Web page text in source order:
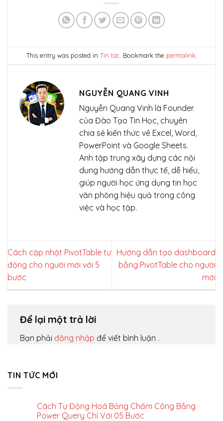
This entry was posted in Tin tức. Bookmark the permalink.
NGUYỄN QUANG VINH
Nguyễn Quang Vinh là Founder
của Đào Tạo Tin Học, chuyên
chia sẻ kiến thức về Excel, Word,
PowerPoint và Google Sheets.
Anh tập trung xây dựng các nội
dung hướng dẫn thực tế, dễ hiểu,
giúp người học ứng dụng tin học
văn phòng hiệu quả trong công
việc và học tập.
Cách cập nhật PivotTable tự
động cho người mới với 5
bước
Hướng dẫn tạo dashboard
bằng PivotTable cho người
mới
Để lại một trả lời
Bạn phải đăng nhập để viết bình luận .
TIN TỨC MỚI
Cách Tự Động Hoá Bảng Chấm Công Bằng
Power Query Chỉ Với 05 Bước